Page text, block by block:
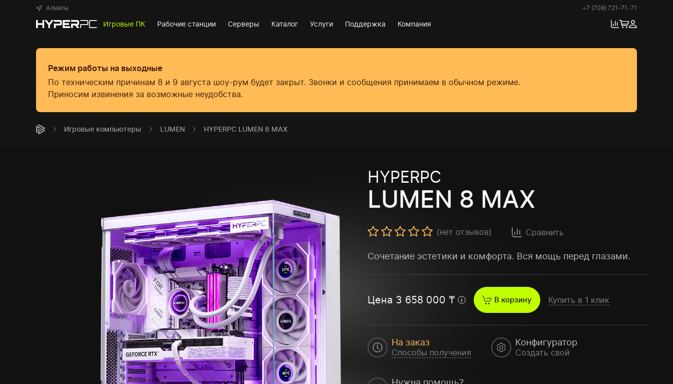
Алматы +7 (708) 721-71-71
Игровые ПК Рабочие станции Серверы Каталог Услуги Поддержка Компания
Режим работы на выходные
По техническим причинам 8 и 9 августа шоу-рум будет закрыт. Звонки и сообщения принимаем в обычном режиме.
Приносим извинения за возможные неудобства.
Игровые компьютеры LUMEN HYPERPC LUMEN 8 MAX
HYPERPC
LUMEN 8 MAX
(нет отзывов) Сравнить
Сочетание эстетики и комфорта. Вся мощь перед глазами.
Цена 3 658 000 ₸ В корзину Купить в 1 клик
На заказ
Способы получения
Конфигуратор
Создать свой